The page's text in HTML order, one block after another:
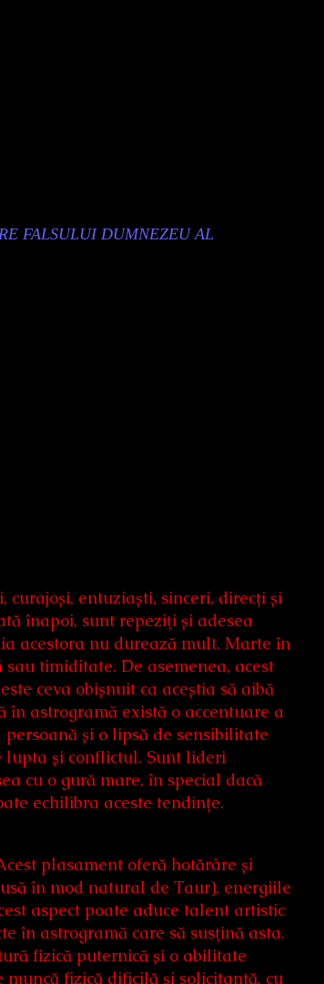
FALSULUI DUMNEZEU AL
curajoși, entuziaști, sinceri, direcți și
înapoi, sunt repeziți și adesea
acestora nu durează mult. Marte în
sau timiditate. De asemenea, acest
ceva obișnuit ca aceștia să aibă
astrogramă există o accentuare a
și o lipsă de sensibilitate
și conflictul. Sunt lideri
cu o gură mare, în special dacă
echilibra aceste tendințe.
plasament oferă hotărâre și
în mod natural de Taur), energiile
aspect poate aduce talent artistic
în astrogramă care să susțină asta.
fizică puternică și o abilitate
fizică dificilă și solicitantă, cu